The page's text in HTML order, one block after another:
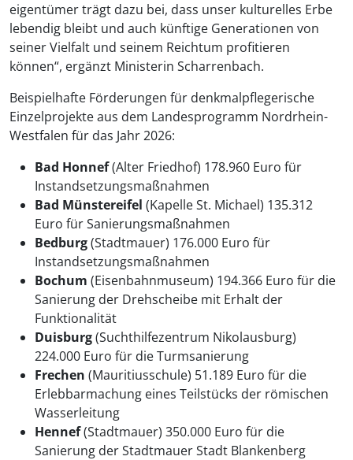
eigentümer trägt dazu bei, dass unser kulturelles Erbe
lebendig bleibt und auch künftige Generationen von
seiner Vielfalt und seinem Reichtum profitieren
können“, ergänzt Ministerin Scharrenbach.
Beispielhafte Förderungen für denkmalpflegerische
Einzelprojekte aus dem Landesprogramm Nordrhein-
Westfalen für das Jahr 2026:
Bad Honnef(Alter Friedhof) 178.960 Euro für
Instandsetzungsmaßnahmen
Bad Münstereifel (Kapelle St. Michael) 135.312
Euro für Sanierungsmaßnahmen
Bedburg(Stadtmauer) 176.000 Euro für
Instandsetzungsmaßnahmen
Bochum (Eisenbahnmuseum) 194.366 Euro für die
Sanierung der Drehscheibe mit Erhalt der
Funktionalität
Duisburg(Suchthilfezentrum Nikolausburg)
224.000 Euro für die Turmsanierung
Frechen (Mauritiusschule) 51.189 Euro für die
Erlebbarmachung eines Teilstücks der römischen
Wasserleitung
Hennef(Stadtmauer) 350.000 Euro für die
Sanierung der Stadtmauer Stadt Blankenberg